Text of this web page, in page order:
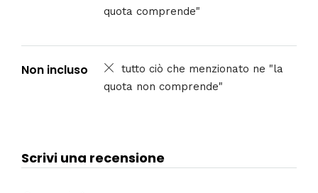
OFFERTE VIAGGIO - Capodanno 2027 in Cina -
OFFERTE VIAGGIO - CINA - ANTICHI IDEOGRAMMI -
Partenze fino a Dicembre 2026
Incluso
tutto ciò che menzionato ne "la